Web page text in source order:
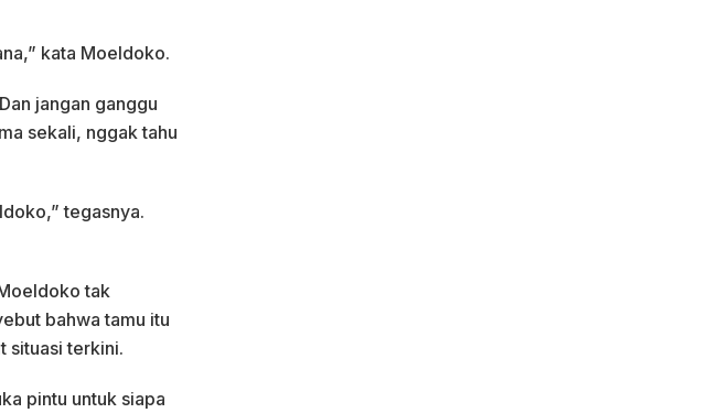
kata Moeldoko.
jangan ganggu
sekali, nggak tahu
tegasnya.
tak
bahwa tamu itu
situasi terkini.
pintu untuk siapa